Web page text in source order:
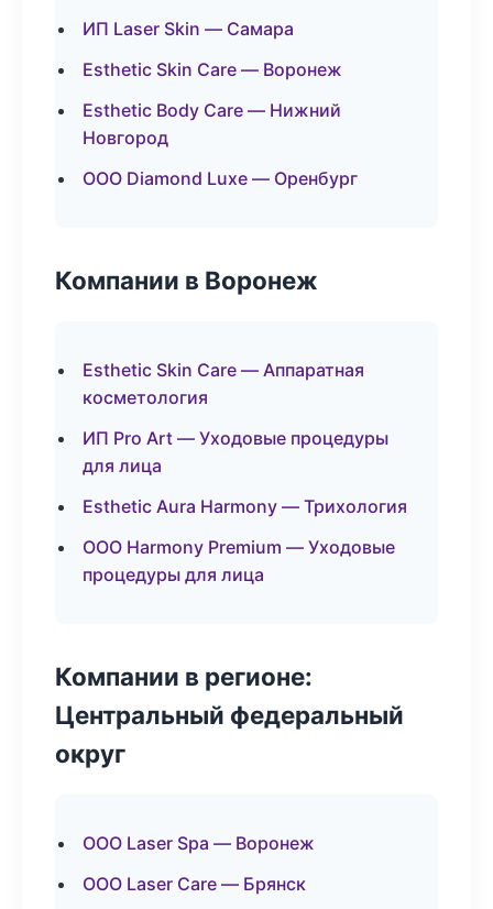
ИП Laser Skin — Самара
Esthetic Skin Care — Воронеж
Esthetic Body Care — Нижний
Новгород
ООО Diamond Luxe — Оренбург
Компании в Воронеж
Esthetic Skin Care — Аппаратная
косметология
ИП Pro Art — Уходовые процедуры
для лица
Esthetic Aura Harmony — Трихология
ООО Harmony Premium — Уходовые
процедуры для лица
Компании в регионе:
Центральный федеральный
округ
ООО Laser Spa — Воронеж
ООО Laser Care — Брянск